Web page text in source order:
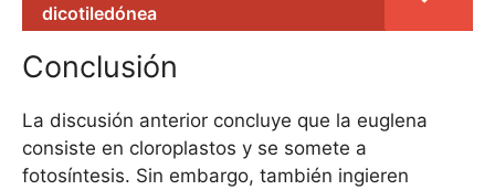
dicotiledónea
Conclusión
La discusión anterior concluye que la euglena
consiste en cloroplastos y se somete a
fotosíntesis. Sin embargo, también ingieren